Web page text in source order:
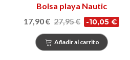
Bolsa playa Nautic
17,90 € 27,95 € -10,05 €
Añadir al carrito